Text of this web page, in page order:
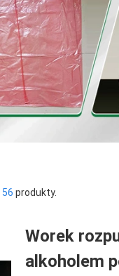
56 produkty.
Worek
alkoholem